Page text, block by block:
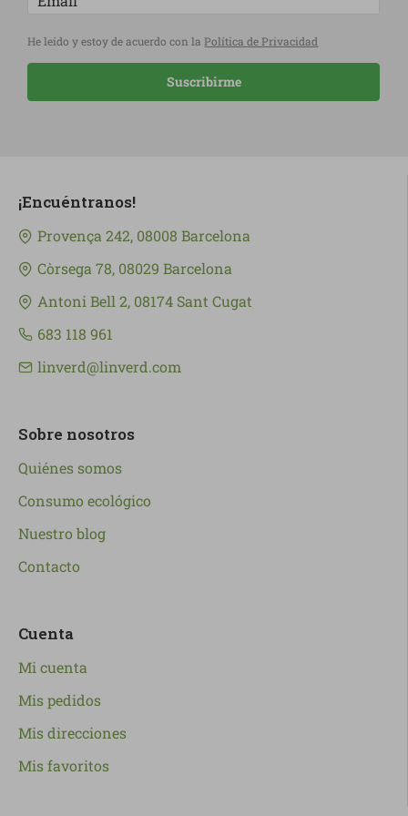
He leído y estoy de acuerdo con la Política de Privacidad
Suscribirme
¡Encuéntranos!
Provença 242, 08008 Barcelona
Còrsega 78, 08029 Barcelona
Antoni Bell 2, 08174 Sant Cugat
683 118 961
linverd@linverd.com
Sobre nosotros
Quiénes somos
Consumo ecológico
Nuestro blog
Contacto
Cuenta
Mi cuenta
Mis pedidos
Mis direcciones
Mis favoritos